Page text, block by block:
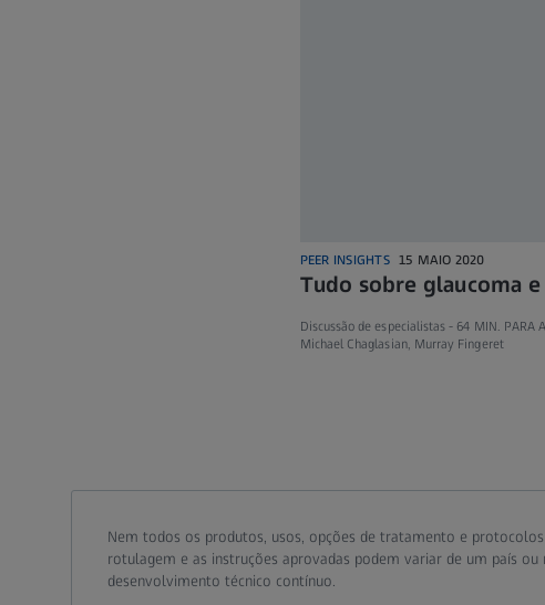
PEER INSIGHTS 15 MAIO 2020
Tudo sobre glaucoma e
Discussão de especialistas - 64 MIN. PARA
Michael Chaglasian, Murray Fingeret
Call contact at
Call contact on mobile at
Send contact a mail to
Nem todos os produtos, usos, opções de tratamento e
rotulagem e as instruções aprovadas podem variar de um país
desenvolvimento técnico contínuo.